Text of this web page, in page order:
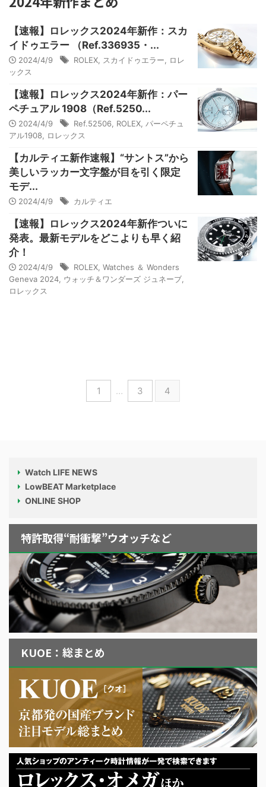
【速報】ロレックス2024年新作：スカ
イドゥエラー （Ref.336935・...
2024/4/9 ROLEX スカイドゥエラー
ロレ
ックス
【速報】ロレックス2024年新作：パー
ペチュアル 1908（Ref.5250...
2024/4/9 Ref.52506 ROLEX パーペチュ
アル1908
ロレックス
【カルティエ新作速報】“サントス”から
美しいラッカー文字盤が目を引く限定
モデ...
2024/4/9 カルティエ
【速報】ロレックス2024年新作ついに
発表。最新モデルをどこよりも早く紹
介！
2024/4/9 ROLEX Watches ＆ Wonders
Geneva 2024 ウォッチ＆ワンダーズ ジュネーブ
ロレックス
1 … 3 4
Watch LIFE NEWS
LowBEAT Marketplace
ONLINE SHOP
特許取得“耐衝撃”ウオッチなど
KUOE：総まとめ